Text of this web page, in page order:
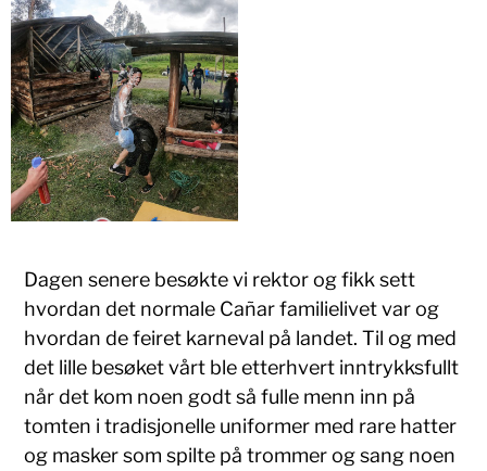
Dagen senere besøkte vi rektor og fikk sett
hvordan det normale Cañar familielivet var og
hvordan de feiret karneval på landet. Til og med
det lille besøket vårt ble etterhvert inntrykksfullt
når det kom noen godt så fulle menn inn på
tomten i tradisjonelle uniformer med rare hatter
og masker som spilte på trommer og sang noen